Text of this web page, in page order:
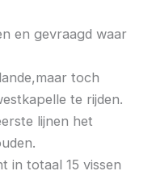
en gevraagd waar
toch
te rijden.
lijnen het
in totaal 15 vissen